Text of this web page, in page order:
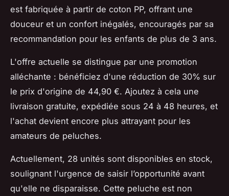
est fabriquée à partir de coton PP, offrant une
douceur et un confort inégalés, encouragés par sa
recommandation pour les enfants de plus de 3 ans.
L'offre actuelle se distingue par une promotion
alléchante : bénéficiez d'une réduction de 30% sur
le prix d'origine de 44,90 €. Ajoutez à cela une
livraison gratuite, expédiée sous 24 à 48 heures, et
l'achat devient encore plus attrayant pour les
amateurs de peluches.
Actuellement, 28 unités sont disponibles en stock,
soulignant l'urgence de saisir l’opportunité avant
qu'elle ne disparaisse. Cette peluche est non